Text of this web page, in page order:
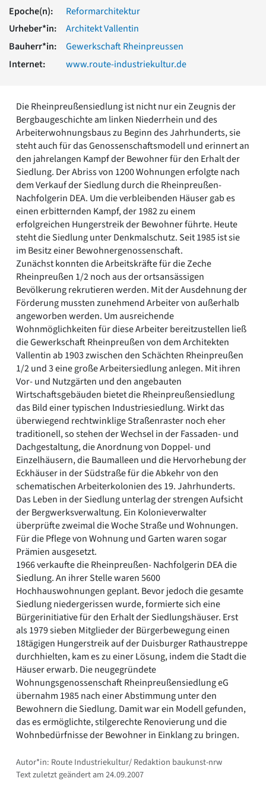
Romanik
Vorromanik
Römische Antike
Über uns
Über baukunst-nrw
Kontakt
Impressum
Datenschutz
Suchbegriff eingeben
Epoche(n):
Reformarchitektur
Urheber*in:
Architekt Vallentin
Bauherr*in:
Gewerkschaft Rheinpreussen
Internet:
www.route-industriekultur.de
Die Rheinpreußensiedlung ist nicht nur ein Zeugnis der
Bergbaugeschichte am linken Niederrhein und des
Arbeiterwohnungsbaus zu Beginn des Jahrhunderts, sie
steht auch für das Genossenschaftsmodell und erinnert an
den jahrelangen Kampf der Bewohner für den Erhalt der
Siedlung. Der Abriss von 1200 Wohnungen erfolgte nach
dem Verkauf der Siedlung durch die Rheinpreußen-
Nachfolgerin DEA. Um die verbleibenden Häuser gab es
einen erbitternden Kampf, der 1982 zu einem
erfolgreichen Hungerstreik der Bewohner führte. Heute
steht die Siedlung unter Denkmalschutz. Seit 1985 ist sie
im Besitz einer Bewohnergenossenschaft.
Zunächst konnten die Arbeitskräfte für die Zeche
Rheinpreußen 1/2 noch aus der ortsansässigen
Bevölkerung rekrutieren werden. Mit der Ausdehnung der
Förderung mussten zunehmend Arbeiter von außerhalb
angeworben werden. Um ausreichende
Wohnmöglichkeiten für diese Arbeiter bereitzustellen ließ
die Gewerkschaft Rheinpreußen von dem Architekten
Vallentin ab 1903 zwischen den Schächten Rheinpreußen
1/2 und 3 eine große Arbeitersiedlung anlegen. Mit ihren
Vor- und Nutzgärten und den angebauten
Wirtschaftsgebäuden bietet die Rheinpreußensiedlung
das Bild einer typischen Industriesiedlung. Wirkt das
überwiegend rechtwinklige Straßenraster noch eher
traditionell, so stehen der Wechsel in der Fassaden- und
Dachgestaltung, die Anordnung von Doppel- und
Einzelhäusern, die Baumalleen und die Hervorhebung der
Eckhäuser in der Südstraße für die Abkehr von den
schematischen Arbeiterkolonien des 19. Jahrhunderts.
Das Leben in der Siedlung unterlag der strengen Aufsicht
der Bergwerksverwaltung. Ein Kolonieverwalter
überprüfte zweimal die Woche Straße und Wohnungen.
Für die Pflege von Wohnung und Garten waren sogar
Prämien ausgesetzt.
1966 verkaufte die Rheinpreußen- Nachfolgerin DEA die
Siedlung. An ihrer Stelle waren 5600
Hochhauswohnungen geplant. Bevor jedoch die gesamte
Siedlung niedergerissen wurde, formierte sich eine
Bürgerinitiative für den Erhalt der Siedlungshäuser. Erst
als 1979 sieben Mitglieder der Bürgerbewegung einen
18tägigen Hungerstreik auf der Duisburger Rathaustreppe
durchhielten, kam es zu einer Lösung, indem die Stadt die
Häuser erwarb. Die neugegründete
Wohnungsgenossenschaft Rheinpreußensiedlung eG
übernahm 1985 nach einer Abstimmung unter den
Bewohnern die Siedlung. Damit war ein Modell gefunden,
das es ermöglichte, stilgerechte Renovierung und die
Wohnbedürfnisse der Bewohner in Einklang zu bringen.
Autor*in: Route Industriekultur/ Redaktion baukunst-nrw
Text zuletzt geändert am 24.09.2007